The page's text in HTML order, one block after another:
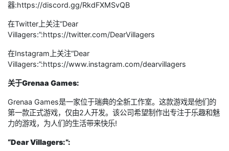
器:https://discord.gg/RkdFXMSvQB
在Twitter上关注“Dear
Villagers:”:https://twitter.com/DearVillagers
在Instagram上关注“Dear
Villagers:”:https://www.instagram.com/dearvillagers
关于Grenaa Games:
Grenaa Games是一家位于瑞典的全新工作室。这款游戏是他们的
第一款正式游戏，仅由2人开发。该公司希望制作出专注于乐趣和魅
力的游戏，为人们的生活带来快乐!
“Dear Villagers:”: